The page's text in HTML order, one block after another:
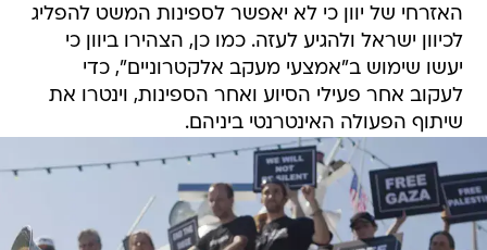
האזרחי של יוון כי לא יאפשר לספינות המשט להפליג
לכיוון ישראל ולהגיע לעזה. כמו כן, הצהירו ביוון כי
יעשו שימוש ב"אמצעי מעקב אלקטרוניים", כדי
לעקוב אחר פעילי הסיוע ואחר הספינות, וינטרו את
שיתוף הפעולה האינטרנטי ביניהם.